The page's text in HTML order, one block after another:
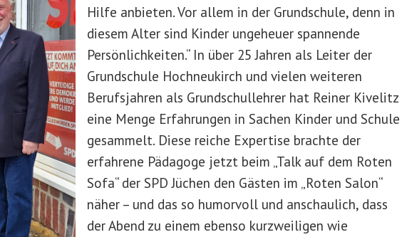
Hilfe anbieten. Vor allem in der Grundschule, denn in
diesem Alter sind Kinder ungeheuer spannende
Persönlichkeiten.“ In über 25 Jahren als Leiter der
Grundschule Hochneukirch und vielen weiteren
Berufsjahren als Grundschullehrer hat Reiner Kivelitz
eine Menge Erfahrungen in Sachen Kinder und Schule
gesammelt. Diese reiche Expertise brachte der
erfahrene Pädagoge jetzt beim „Talk auf dem Roten
Sofa“ der SPD Jüchen den Gästen im „Roten Salon“
näher – und das so humorvoll und anschaulich, dass
der Abend zu einem ebenso kurzweiligen wie